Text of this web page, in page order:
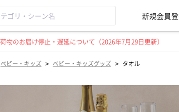
新規会員
物のお届け停止・遅延について（2026年7月29日更新）
ベビー・キッズ > ベビー・キッズグッズ > タオル